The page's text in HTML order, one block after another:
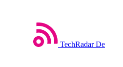
TechRadar De